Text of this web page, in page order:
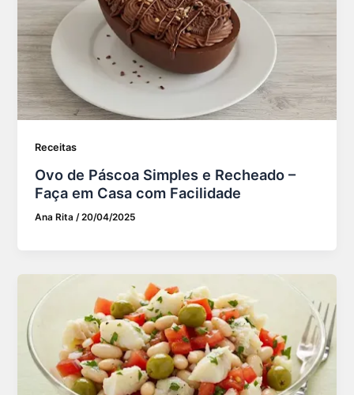
Receitas
Ovo de Páscoa Simples e Recheado –
Faça em Casa com Facilidade
Ana Rita /20/04/2025